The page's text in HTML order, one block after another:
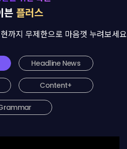
븐 플러스
까지 무제한으로 마음껏 누려보세요
Headline News
Content+